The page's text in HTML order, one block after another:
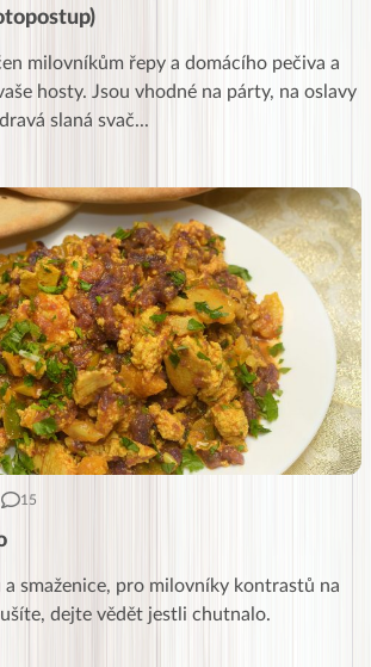
milovníkům řepy a domácího pečiva a
hosty. Jsou vhodné na párty, na oslavy
slaná svač...
15
smaženice, pro milovníky kontrastů na
dejte vědět jestli chutnalo.